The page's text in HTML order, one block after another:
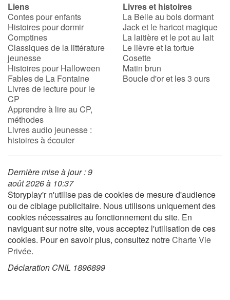
Écoles
Médiathèques
Vidéos & Tutoriaux
Blog
Actualités
Rencontres et témoignages
Contes d'ici et d'ailleurs
Autour de la lecture
Apprendre à lire
Livre audio
Liens
Contes pour enfants
Histoires pour dormir
Comptines
Classiques de la littérature
jeunesse
Histoires pour Halloween
Fables de La Fontaine
Livres de lecture pour le
CP
Apprendre à lire au CP,
méthodes
Livres audio jeunesse :
histoires à écouter
Livres et histoires
La Belle au bois dormant
Jack et le haricot magique
La laitière et le pot au lait
Le lièvre et la tortue
Cosette
Matin brun
Boucle d'or et les 3 ours
Dernière mise à jour : 9
août 2026 à 10:37
Storyplay'r n'utilise pas de cookies de mesure d'audience
ou de ciblage publicitaire. Nous utilisons uniquement des
cookies nécessaires au fonctionnement du site. En
naviguant sur notre site, vous acceptez l'utilisation de ces
cookies. Pour en savoir plus, consultez notreCharte Vie
Privée.
Déclaration CNIL 1896899